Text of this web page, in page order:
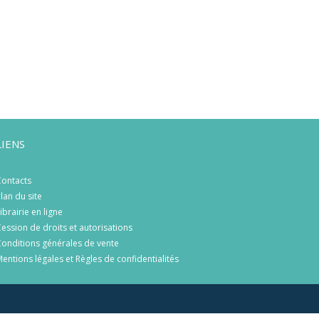
du site
en ligne
de droits et autorisations
générales de vente
légales et Règles de confidentialités